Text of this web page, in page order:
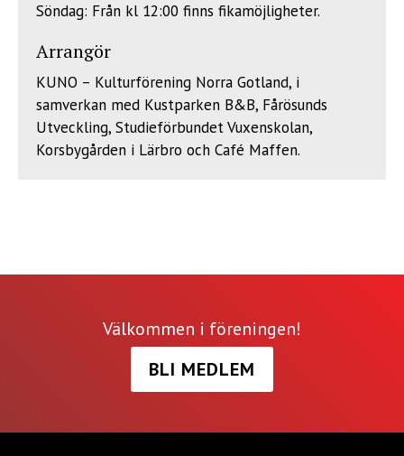
Söndag: Från kl 12:00 finns fikamöjligheter.
Arrangör
KUNO – Kulturförening Norra Gotland, i
samverkan med Kustparken B&B, Fårösunds
Utveckling, Studieförbundet Vuxenskolan,
Korsbygården i Lärbro och Café Maffen.
Välkommen i föreningen!
BLI MEDLEM